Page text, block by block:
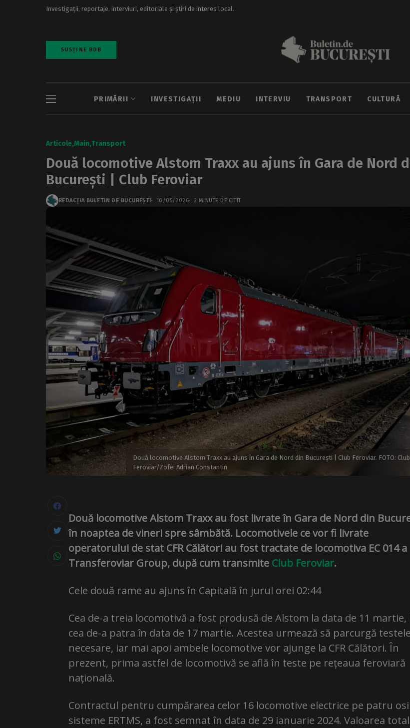
Investigații, reportaje, interviuri, editoriale și știri de interes local.
SUSȚINE BDB
PRIMĂRII INVESTIGAȚII MEDIU INTERVIU TRANSPORT CULTURĂ
Articole Main Transport
Două locomotive Alstom Traxx au ajuns în Gara de Nord
București | Club Feroviar
REDACȚIA BULETIN DE BUCUREȘTI 10/05/2026 2 MINUTE DE CITIT
Două locomotive Alstom Traxx au ajuns în Gara de Nord din București | Club Feroviar. FOTO: Club
Feroviar/Zofei Adrian Constantin
Două locomotive Alstom Traxx au fost livrate în Gara de Nord din
în noaptea de vineri spre sâmbătă. Locomotivele ce vor fi livrate
operatorului de stat CFR Călători au fost tractate de locomotiva EC 014 a
Transferoviar Group, după cum transmite Club Feroviar.
Cele două rame au ajuns în Capitală în jurul orei 02:44
Cea de-a treia locomotivă a fost produsă de Alstom la data de 11 martie,
cea de-a patra în data de 17 martie. Acestea urmează să parcurgă testele
necesare, iar mai apoi ambele locomotive vor ajunge la CFR Călători. În
prezent, prima astfel de locomotivă se află în teste pe rețeaua feroviară
națională.
Contractul pentru cumpărarea celor 16 locomotive electrice pe patru
sisteme ERTMS, a fost semnat în data de 29 ianuarie 2024. Valoarea